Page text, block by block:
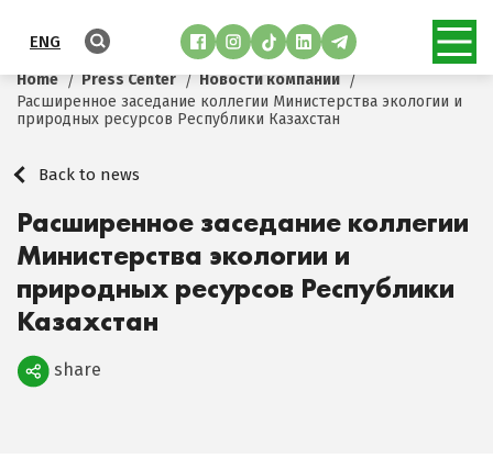
ENG
Home Press Center
Новости компании
Расширенное заседание коллегии Министерства экологии и
природных ресурсов Республики Казахстан
Back to news
Расширенное заседание коллегии
Министерства экологии и
природных ресурсов Республики
Казахстан
Поделиться
share